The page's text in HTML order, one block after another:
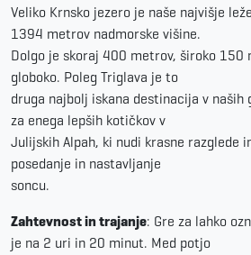
Veliko Krnsko jezero je naše najvišje
1394 metrov nadmorske višine.
Dolgo je skoraj 400 metrov, široko
globoko. Poleg Triglava je to
druga najbolj iskana destinacija v naših
za enega lepših kotičkov v
Julijskih Alpah, ki nudi krasne razglede
posedanje in nastavljanje
soncu.
Zahtevnost in trajanje: Gre za lahko
je na 2 uri in 20 minut. Med potjo